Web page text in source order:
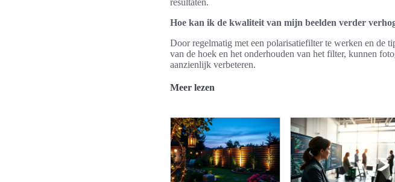
resultaten.
Hoe kan ik de kwaliteit van mijn beelden verder
Door regelmatig met een polarisatiefilter te werken en de
van de hoek en het onderhouden van het filter, kunnen
aanzienlijk verbeteren.
Meer lezen